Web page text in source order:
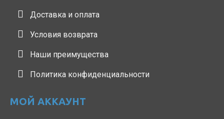
Доставка и оплата
Условия возврата
Наши преимущества
Политика конфиденциальности
МОЙ АККАУНТ